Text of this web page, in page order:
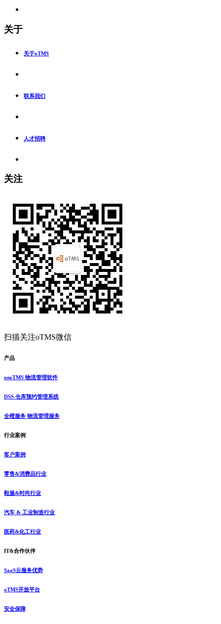
关于
关于oTMS
联系我们
人才招聘
关注
扫描关注oTMS微信
产品
oneTMS 物流管理软件
DSS 仓库预约管理系统
全橙服务 物流管理服务
行业案例
客户案例
零售&消费品行业
鞋服&时尚行业
汽车 & 工业制造行业
医药&化工行业
IT&合作伙伴
SaaS云服务优势
oTMS开放平台
安全保障